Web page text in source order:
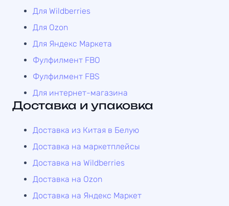
Для Wildberries
Для Ozon
Для Яндекс Маркета
Фулфилмент FBO
Фулфилмент FBS
Для интернет-магазина
Доставка и упаковка
Доставка из Китая в Белую
Доставка на маркетплейсы
Доставка на Wildberries
Доставка на Ozon
Доставка на Яндекс Маркет